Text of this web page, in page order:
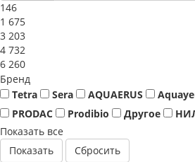
146
1 675
3 203
4 732
6 260
Бренд
Tetra
Sera AQUAERUS
PRODAC
Prodibio Другое
Показать все
Сбросить